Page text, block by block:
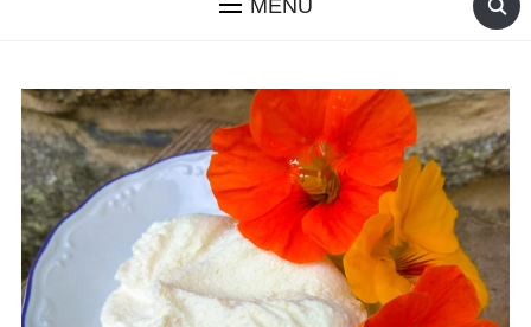
MENU